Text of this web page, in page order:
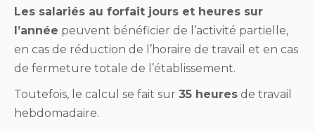
Les salariés au forfait jours et heures sur
l’année peuvent bénéficier de l’activité partielle,
en cas de réduction de l’horaire de travail et en cas
de fermeture totale de l’établissement.
Toutefois, le calcul se fait sur 35 heures de travail
hebdomadaire.